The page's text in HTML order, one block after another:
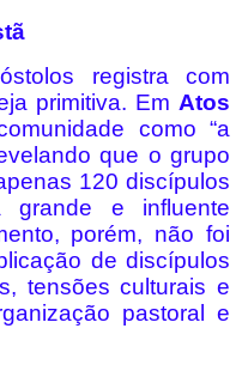
registra com
primitiva. Em Atos
como “a
que o grupo
120 discípulos
grande e influente
porém, não foi
de discípulos
tensões culturais e
pastoral e